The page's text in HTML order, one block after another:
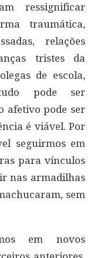
ressignificar
traumática,
relações
tristes da
de escola,
pode ser
afetivo pode ser
é viável. Por
seguirmos em
para vínculos
nas armadilhas
sem
em novos